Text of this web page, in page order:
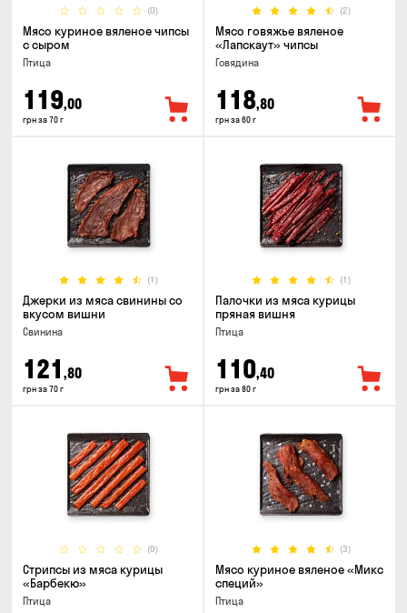
(0)
Мясо куриное вяленое чипсы
с сыром
Птица
119,00
грн за 70 г
(2)
Мясо говяжье вяленое
«Лапскаут» чипсы
Говядина
118,80
грн за 60 г
(1)
Джерки из мяса свинины со
вкусом вишни
Свинина
121 ,80
грн за 70 г
(1)
Палочки из мяса курицы
пряная вишня
Птица
110,40
грн за 80 г
(0)
Стрипсы из мяса курицы
«Барбекю»
Птица
(3)
Мясо куриное вяленое «Микс
специй»
Птица